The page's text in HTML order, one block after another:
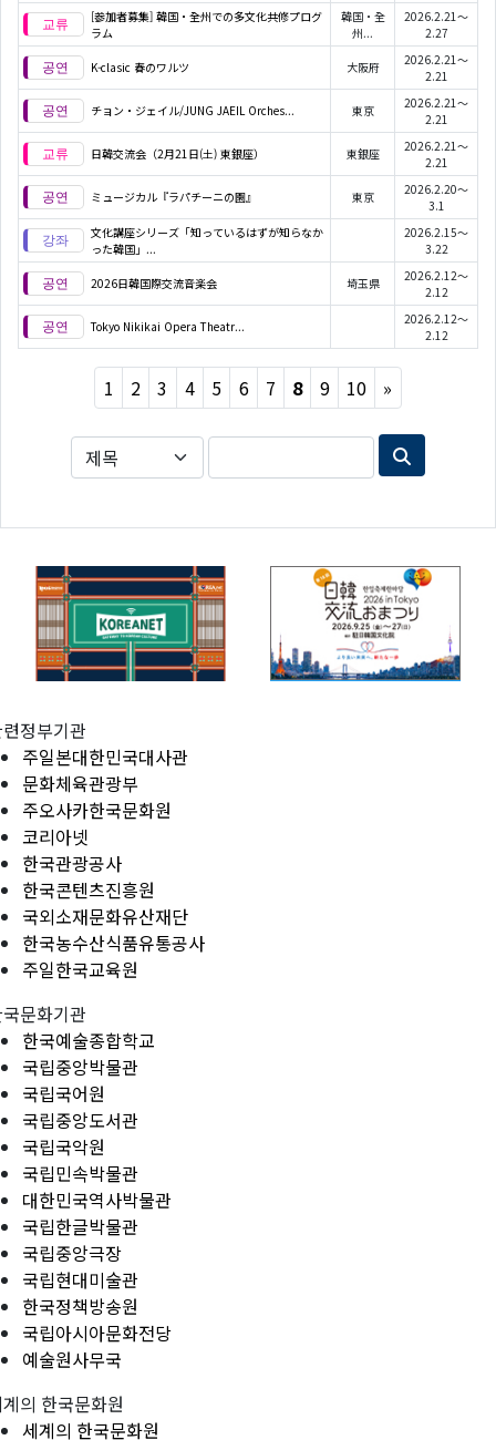
[参加者募集] 韓国・全州での多文化共修プログ
ラム
韓国・全
州...
2026.2.21～
2.27
K-clasic 春のワルツ 大阪府
2026.2.21～
2.21
チョン・ジェイル/JUNG JAEIL Orches... 東京
2026.2.21～
2.21
日韓交流会（2月21日(土) 東銀座） 東銀座
2026.2.21～
2.21
ミュージカル『ラパチーニの園』 東京
2026.2.20～
3.1
文化講座シリーズ「知っているはずが知らなか
った韓国」...
2026.2.15～
3.22
2026日韓国際交流音楽会 埼玉県
2026.2.12～
2.12
Tokyo Nikikai Opera Theatr...
2026.2.12～
2.12
1 2 3 4 5 6 7 8 9 10 »
정부기관
주일본대한민국대사관
문화체육관광부
주오사카한국문화원
코리아넷
한국관광공사
한국콘텐츠진흥원
국외소재문화유산재단
한국농수산식품유통공사
주일한국교육원
문화기관
한국예술종합학교
국립중앙박물관
국립국어원
국립중앙도서관
국립국악원
국립민속박물관
대한민국역사박물관
국립한글박물관
국립중앙극장
국립현대미술관
한국정책방송원
국립아시아문화전당
예술원사무국
의 한국문화원
세계의 한국문화원